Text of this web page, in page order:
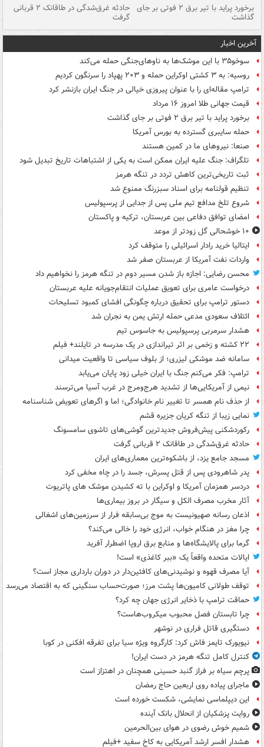
برخورد پراید با تیر برق ۲ فوتی بر جای
گذاشت
حادثه غرق‌شدگی در طاقانک ۲ قربانی
گرفت
آخرین اخبار
سوخو۳۵ با این موشک‌ها به ناوهای‌جنگی حمله می‌کند
روسیه: به ۳ کشتی اوکراین حمله و ۲۰۳ پهپاد را سرنگون کردیم
ترامپ مقاله‌ای را با عنوان پیروزی خیالی در جنگ ایران بازنشر کرد
قیمت جهانی طلا امروز ۱۶ مرداد
برخورد پراید با تیر برق ۲ فوتی بر جای گذاشت
حمله سایبری گسترده به بورس آمریکا
صنعا: نیروهای ما در کمین‌ هستند
تلگراف: جنگ علیه ایران ممکن است به یکی از اشتباهات تاریخ تبدیل شود
ثبت تاریخی‌ترین کاهش تردد در تنگه هرمز
تنظیم قولنامه برای اسناد سبزرنگ ممنوع شد
شروع تلخ مدافع تیم ملی پس از جدایی از پرسپولیس
امضای توافق دفاعی بین عربستان، ترکیه و پاکستان
۱۰ خوشحالی گل زودتر از موعد
ایتالیا خرید رادار اسرائیلی را متوقف کرد
واردات نفت آمریکا از عربستان صفر شد
محسن رضایی: اجازه باز شدن مسیر دوم در تنگه هرمز را نخواهیم داد
درخواست عامری برای تعویق عملیات انتقام‌جویانه علیه عربستان
دستور ترامپ برای تحقیق درباره چگونگی افشای کمبود تسلیحات
ائتلاف سعودی مدعی حمله ارتش یمن به نجران شد
هشدار سرمربی پرسپولیس به جاسوس تیم
۲۲ کشته و زخمی بر اثر تیراندازی در یک مدرسه در تایلند+ فیلم
سامانه ضد موشکی لیزری؛ از بلوف سیاسی تا واقعیت میدانی
ترامپ: فکر می‌کنم جنگ با ایران خیلی زود پایان می‌یابد
نیمی از آمریکایی‌ها از تشدید هرج‌ومرج در غرب آسیا می‌ترسند
از حذف نام همسر تا تغییر نام خانوادگی؛ اما و اگرهای تعویض شناسنامه
نمایی زیبا از تنگه کریان جزیره قشم
رکوردشکنی پیش‌فروش جدیدترین گوشی‌های تاشوی سامسونگ
حادثه غرق‌شدگی در طاقانک ۲ قربانی گرفت
مسجد جامع یزد، از باشکوه‌ترین معماری‌های ایران
پدر شاهرودی پس از قتل پسرش، جسد را در چاه مخفی کرد
دردسر همزمان آمریکا و اوکراین با ته کشیدن موشک های پاتریوت
آثار مخرب مصرف الکل و سیگار در بروز بیماری‌ها
اذعان رسانه صهیونیست به موج بی‌سابقه فرار از سرزمین‌های اشغالی
چرا مغز در هنگام خواب، انرژی خود را خالی می‌کند؟
گرما برای پالایشگاه‌ها و منابع برق اروپا اضطرار آفرید
ایالات متحده واقعاً یک «ببر کاغذی» است!
آیا مصرف قهوه و نوشیدنی‌های کافئین‌دار در دوران بارداری مجاز است؟
توقف طولانی کامیون‌ها پشت مرز؛ صورت‌حساب سنگینی که به اقتصاد می‌رسد
حماقت ترامپ با ذخایر انرژی جهان چه کرد؟
چرا تابستان فصل محبوب میکروب‌هاست؟
دستگیری قاتل فراری در نوشهر
نیویورک تایمز فاش کرد: کارگروه ویژه سیا برای تفرقه افکنی در کوبا
کنترل کامل تنگه هرمز در دست ایران!
پرچم سیاه بر فراز گنبد حسینی همچنان در اهتزاز است
ماجرای پیاده روی اربعین حاج رمضان
این دیپلماسی نمایشی، شکست خورده است
روایت پزشکیان از انحلال بانک آینده
شمیم خوش رضوی در هوای بین‌الحرمین
هشدار افسر ارشد آمریکایی به کاخ سفید +فیلم